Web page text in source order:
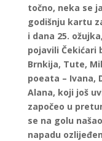
točno, neka se
godišnju kartu
i dana 25.
pojavili Čekićari
Brnkija, Tute,
poeata – Ivana,
Alana, koji još
započeo u
se na golu
napadu